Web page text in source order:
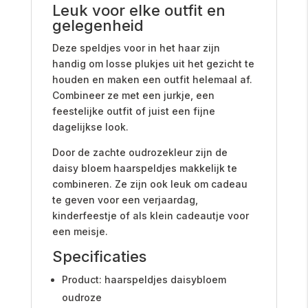
Leuk voor elke outfit en
gelegenheid
Deze speldjes voor in het haar zijn
handig om losse plukjes uit het gezicht te
houden en maken een outfit helemaal af.
Combineer ze met een jurkje, een
feestelijke outfit of juist een fijne
dagelijkse look.
Door de zachte oudrozekleur zijn de
daisy bloem haarspeldjes makkelijk te
combineren. Ze zijn ook leuk om cadeau
te geven voor een verjaardag,
kinderfeestje of als klein cadeautje voor
een meisje.
Specificaties
Product: haarspeldjes daisybloem
oudroze